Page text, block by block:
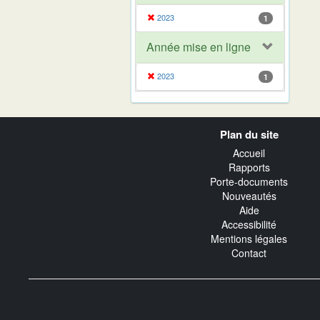
2023 1
Année mise en ligne
2023 1
Plan du site
Accueil
Rapports
Porte-documents
Nouveautés
Aide
Accessibilité
Mentions légales
Contact